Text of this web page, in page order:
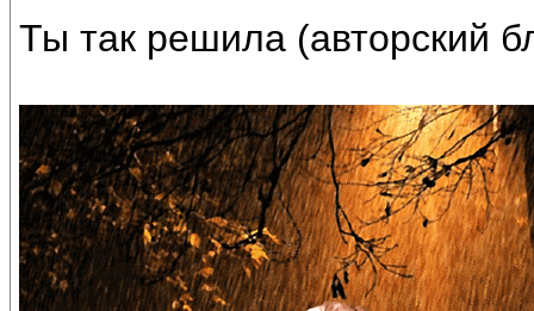
Ты так решила (авторский